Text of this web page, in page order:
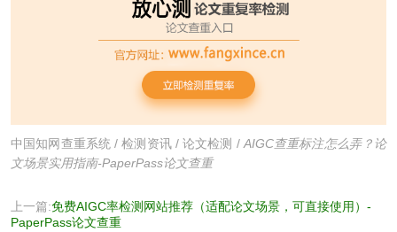
中国知网查重系统 /检测资讯/论文检测 /AIGC查重标注怎么弄？论
文场景实用指南-PaperPass论文查重
上一篇:免费AIGC率检测网站推荐（适配论文场景，可直接使用）-
PaperPass论文查重